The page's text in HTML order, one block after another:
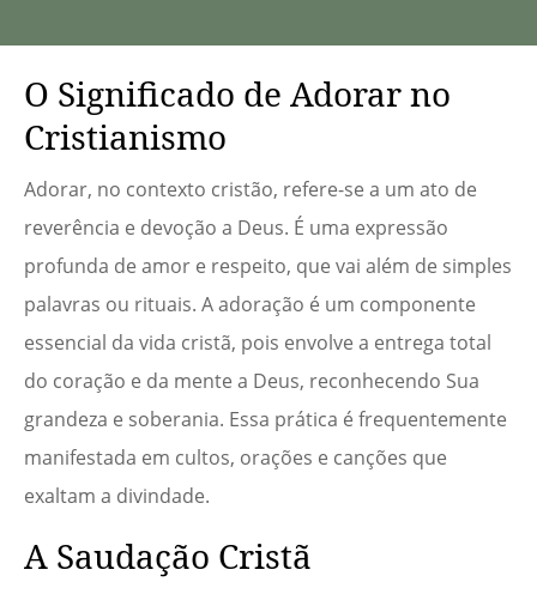
O Significado de Adorar no
Cristianismo
Adorar, no contexto cristão, refere-se a um ato de
reverência e devoção a Deus. É uma expressão
profunda de amor e respeito, que vai além de simples
palavras ou rituais. A adoração é um componente
essencial da vida cristã, pois envolve a entrega total
do coração e da mente a Deus, reconhecendo Sua
grandeza e soberania. Essa prática é frequentemente
manifestada em cultos, orações e canções que
exaltam a divindade.
A Saudação Cristã